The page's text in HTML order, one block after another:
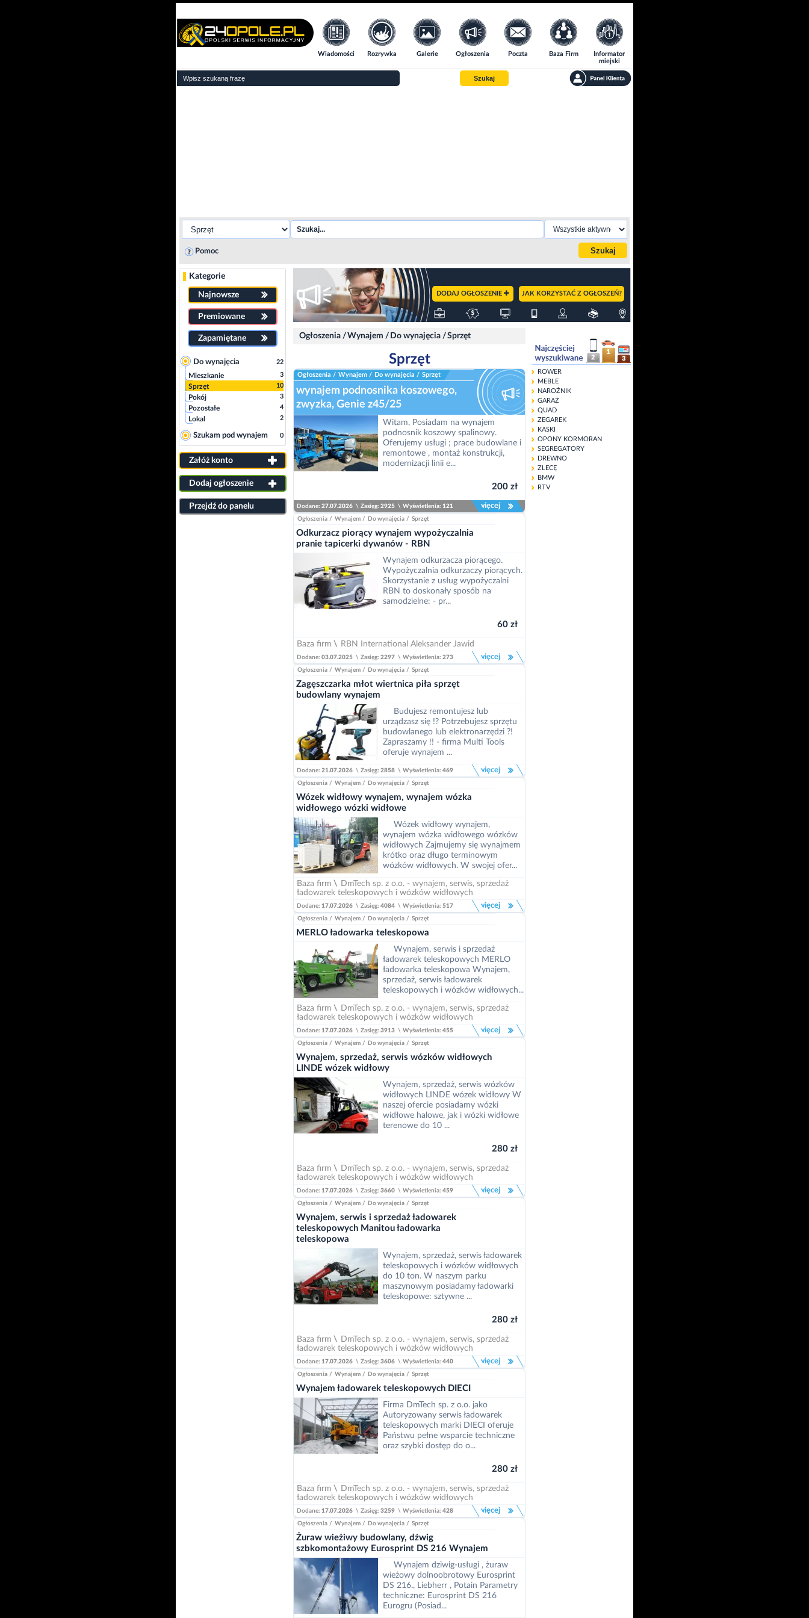
Wiadomości Rozrywka Galerie Ogłoszenia Poczta Baza Firm
Informator
miejski
Szukaj
Pomoc
Kategorie
Najnowsze
Premiowane
Zapamiętane
Do wynajęcia 22
Mieszkanie 3
Sprzęt 10
Pokój 3
Pozostałe 4
Lokal 2
Szukam pod wynajem 0
Załóż konto
Dodaj ogłoszenie
Przejdź do panelu
DODAJ OGŁOSZENIE JAK KORZYSTAĆ Z OGŁOSZEŃ?
Ogłoszenia /Wynajem / Do wynajęcia /Sprzęt
Sprzęt
Ogłoszenia / Wynajem / Do wynajęcia / Sprzęt
wynajem podnosnika koszowego,
zwyzka, Genie z45/25
Witam, Posiadam na wynajem
podnosnik koszowy spalinowy.
Oferujemy usługi ; prace budowlane i
remontowe , montaż konstrukcji,
modernizacji linii e...
200 zł
Dodane: 27.07.2026 \ Zasięg: 2925 \ Wyświetlenia: 121 więcej
Ogłoszenia / Wynajem / Do wynajęcia / Sprzęt
Odkurzacz piorący wynajem wypożyczalnia
pranie tapicerki dywanów - RBN
Wynajem odkurzacza piorącego.
Wypożyczalnia odkurzaczy piorących.
Skorzystanie z usług wypożyczalni
RBN to doskonały sposób na
samodzielne: - pr...
60 zł
Baza firm \ RBN International Aleksander Jawid
Dodane: 03.07.2025 \ Zasięg: 2297 \ Wyświetlenia: 273 więcej
Ogłoszenia / Wynajem / Do wynajęcia / Sprzęt
Zagęszczarka młot wiertnica piła sprzęt
budowlany wynajem
Budujesz remontujesz lub
urządzasz się !? Potrzebujesz sprzętu
budowlanego lub elektronarzędzi ?!
Zapraszamy !! - firma Multi Tools
oferuje wynajem ...
Dodane: 21.07.2026 \ Zasięg: 2858 \ Wyświetlenia: 469 więcej
Ogłoszenia / Wynajem / Do wynajęcia / Sprzęt
Wózek widłowy wynajem, wynajem wózka
widłowego wózki widłowe
Wózek widłowy wynajem,
wynajem wózka widłowego wózków
widłowych Zajmujemy się wynajmem
krótko oraz długo terminowym
wózków widłowych. W swojej ofer...
Baza firm \ DmTech sp. z o.o. - wynajem, serwis, sprzedaż
ładowarek teleskopowych i wózków widłowych
Dodane: 17.07.2026 \ Zasięg: 4084 \ Wyświetlenia: 517 więcej
Ogłoszenia / Wynajem / Do wynajęcia / Sprzęt
MERLO ładowarka teleskopowa
Wynajem, serwis i sprzedaż
ładowarek teleskopowych MERLO
ładowarka teleskopowa Wynajem,
sprzedaż, serwis ładowarek
teleskopowych i wózków widłowych...
Baza firm \ DmTech sp. z o.o. - wynajem, serwis, sprzedaż
ładowarek teleskopowych i wózków widłowych
Dodane: 17.07.2026 \ Zasięg: 3913 \ Wyświetlenia: 455 więcej
Ogłoszenia / Wynajem / Do wynajęcia / Sprzęt
Wynajem, sprzedaż, serwis wózków widłowych
LINDE wózek widłowy
Wynajem, sprzedaż, serwis wózków
widłowych LINDE wózek widłowy W
naszej ofercie posiadamy wózki
widłowe halowe, jak i wózki widłowe
terenowe do 10 ...
280 zł
Baza firm \ DmTech sp. z o.o. - wynajem, serwis, sprzedaż
ładowarek teleskopowych i wózków widłowych
Dodane: 17.07.2026 \ Zasięg: 3660 \ Wyświetlenia: 459 więcej
Ogłoszenia / Wynajem / Do wynajęcia / Sprzęt
Wynajem, serwis i sprzedaż ładowarek
teleskopowych Manitou ładowarka
teleskopowa
Wynajem, sprzedaż, serwis ładowarek
teleskopowych i wózków widłowych
do 10 ton. W naszym parku
maszynowym posiadamy ładowarki
teleskopowe: sztywne ...
280 zł
Baza firm \ DmTech sp. z o.o. - wynajem, serwis, sprzedaż
ładowarek teleskopowych i wózków widłowych
Dodane: 17.07.2026 \ Zasięg: 3606 \ Wyświetlenia: 440 więcej
Ogłoszenia / Wynajem / Do wynajęcia / Sprzęt
Wynajem ładowarek teleskopowych DIECI
Firma DmTech sp. z o.o. jako
Autoryzowany serwis ładowarek
teleskopowych marki DIECI oferuje
Państwu pełne wsparcie techniczne
oraz szybki dostęp do o...
280 zł
Baza firm \ DmTech sp. z o.o. - wynajem, serwis, sprzedaż
ładowarek teleskopowych i wózków widłowych
Dodane: 17.07.2026 \ Zasięg: 3259 \ Wyświetlenia: 428 więcej
Ogłoszenia / Wynajem / Do wynajęcia / Sprzęt
Żuraw wieżiwy budowlany, dźwig
szbkomontażowy Eurosprint DS 216 Wynajem
Wynajem dziwig-usługi , żuraw
wieżowy dolnoobrotowy Eurosprint
DS 216., Liebherr , Potain Parametry
techniczne: Eurosprint DS 216
Eurogru (Posiad...
ROWER
MEBLE
NAROŻNIK
GARAŻ
QUAD
ZEGAREK
KASKI
OPONY KORMORAN
SEGREGATORY
DREWNO
ZLECĘ
BMW
RTV